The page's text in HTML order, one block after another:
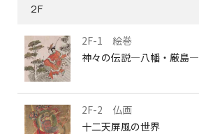
2F
2F-1 絵巻
神々の伝説—八幡・厳島—
2F-2 仏画
十二天屏風の世界